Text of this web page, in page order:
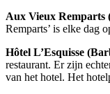
Aux Vieux Remparts
Remparts’ is elke dag
Hôtel L’Esquisse
restaurant. Er zijn
van het hotel. Het